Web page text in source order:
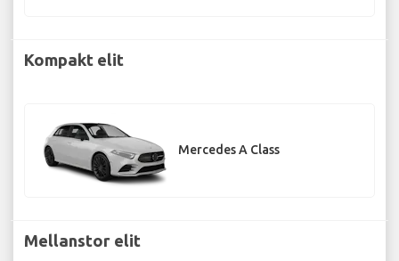
Kompakt elit
Mercedes A Class
Mellanstor elit